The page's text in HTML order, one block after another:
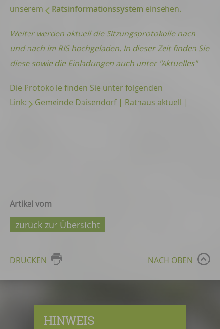
unserem
Ratsinformationssystem einsehen.
Weiter werden aktuell die Sitzungsprotokolle nach
und nach im RIS hochgeladen. In dieser Zeit finden Sie
diese sowie die Einladungen auch unter "Aktuelles"
Die Protokolle finden Sie unter folgenden
Link:
Gemeinde Daisendorf | Rathaus aktuell |
Artikel vom
zurück zur Übersicht
DRUCKEN NACH OBEN
HINWEIS